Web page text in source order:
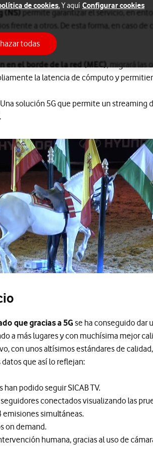
(NS)permite garantizar el servicio, en
frente a otros. De esta forma, en caso
en el borde de la red (MEC) , migrará
la latencia de cómputo y
Una solución 5G que permite un streaming
que gracias a 5G se ha conseguido dar
a más lugares y con muchísima mejor
con unos altísimos estándares de
que así lo reflejan:
han podido seguir SICAB TV.
conectados visualizando las
emisiones simultáneas.
on demand.
humana, gracias al uso de
de cookies.Y aquí Configurar cookies
todas